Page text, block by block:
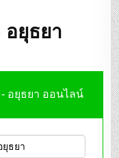
ยุธยา
อยุธยา ออนไลน์